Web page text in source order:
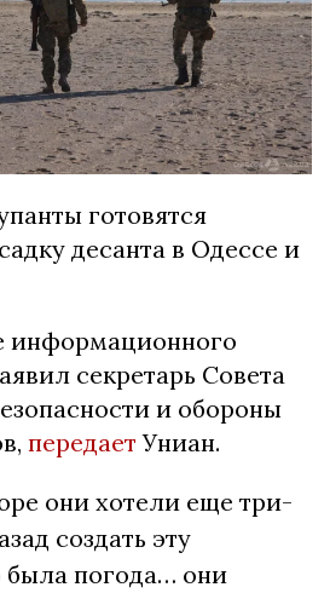
готовятся
десанта в Одессе и
информационного
секретарь Совета
и обороны
передает Униан.
они хотели еще три-
создать эту
была погода… они